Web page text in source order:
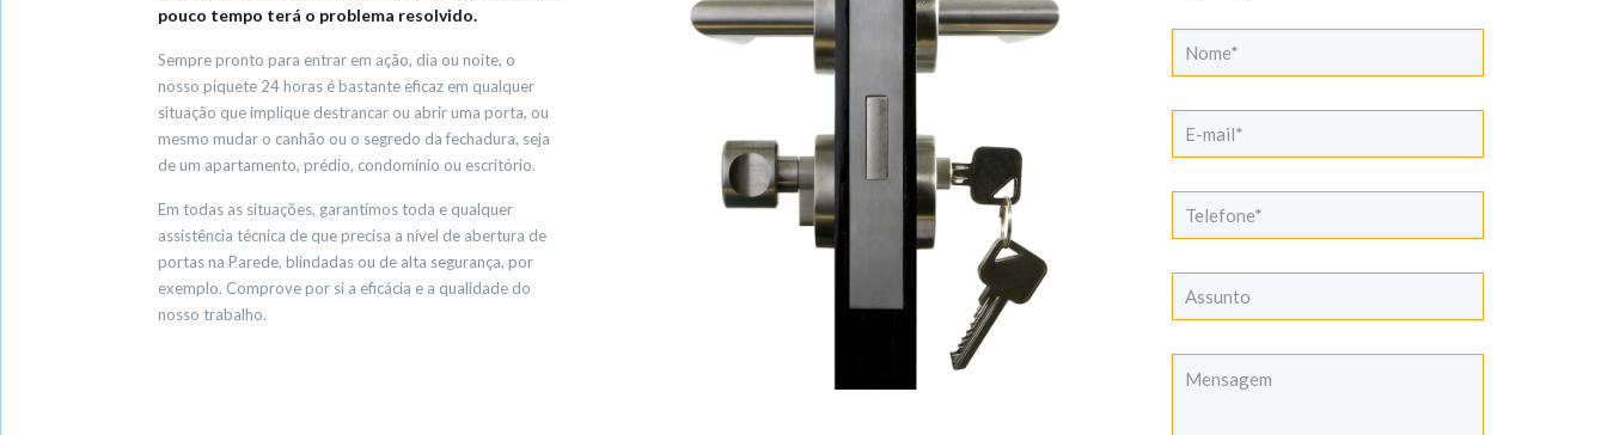
pouco tempo terá o problema resolvido.
Sempre pronto para entrar em ação, dia ou noite, o
nosso piquete 24 horas é bastante eficaz em qualquer
situação que implique destrancar ou abrir uma porta, ou
mesmo mudar o canhão ou o segredo da fechadura, seja
de um apartamento, prédio, condomínio ou escritório.
Em todas as situações, garantimos toda e qualquer
assistência técnica de que precisa a nível de abertura de
portas na Parede, blindadas ou de alta segurança, por
exemplo. Comprove por si a eficácia e a qualidade do
nosso trabalho.